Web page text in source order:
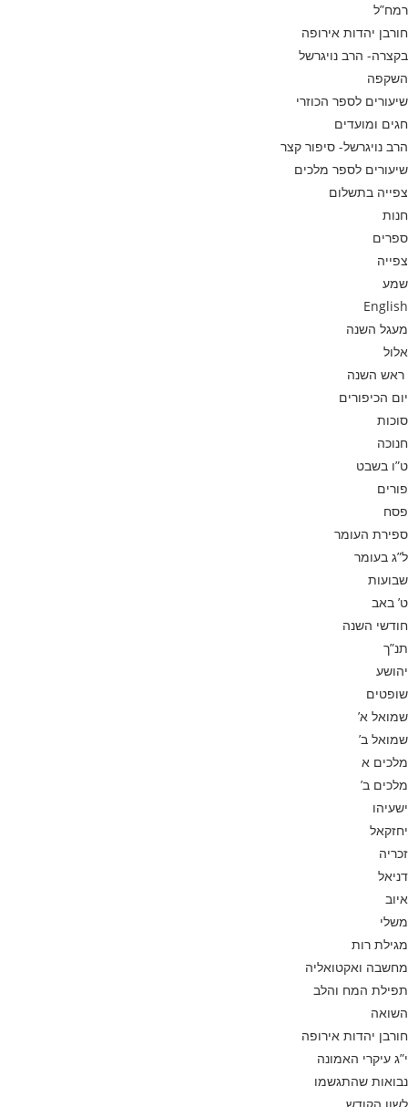
רמח”ל
חורבן יהדות אירופה
בקצרה- הרב נויגרשל
השקפה
שיעורים לספר הכוזרי
חגים ומועדים
הרב נויגרשל- סיפור קצר
שיעורים לספר מלכים
צפייה בתשלום
חנות
ספרים
צפייה
שמע
English
מעגל השנה
אלול
ראש השנה
יום הכיפורים
סוכות
חנוכה
ט”ו בשבט
פורים
פסח
ספירת העומר
ל”ג בעומר
שבועות
ט’ באב
חודשי השנה
תנ”ך
יהושע
שופטים
שמואל א’
שמואל ב’
מלכים א
מלכים ב’
ישעיהו
יחזקאל
זכריה
דניאל
איוב
משלי
מגילת רות
מחשבה ואקטואליה
תפילת המח והלב
השואה
חורבן יהדות אירופה
י”ג עיקרי האמונה
נבואות שהתגשמו